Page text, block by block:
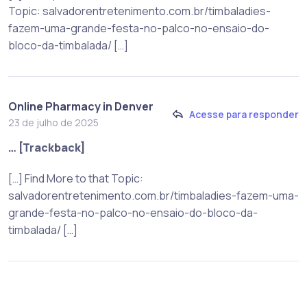
Topic: salvadorentretenimento.com.br/timbaladies-
fazem-uma-grande-festa-no-palco-no-ensaio-do-
bloco-da-timbalada/ […]
Online Pharmacy in Denver
23 de julho de 2025
Acesse para responder
… [Trackback]
[…] Find More to that Topic:
salvadorentretenimento.com.br/timbaladies-fazem-uma-
grande-festa-no-palco-no-ensaio-do-bloco-da-
timbalada/ […]